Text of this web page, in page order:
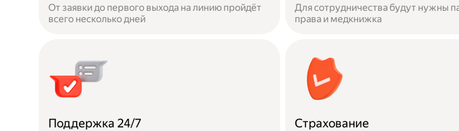
От заявки до первого выхода на линию пройдёт
всего несколько дней
Для сотрудничества будут нужны
права и медкнижка
Поддержка 24/7 Страхование